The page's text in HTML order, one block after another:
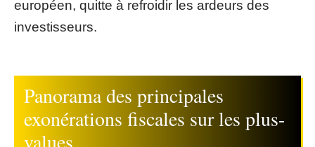
européen, quitte à refroidir les ardeurs des
investisseurs.
Panorama des principales
exonérations fiscales sur les plus-
values